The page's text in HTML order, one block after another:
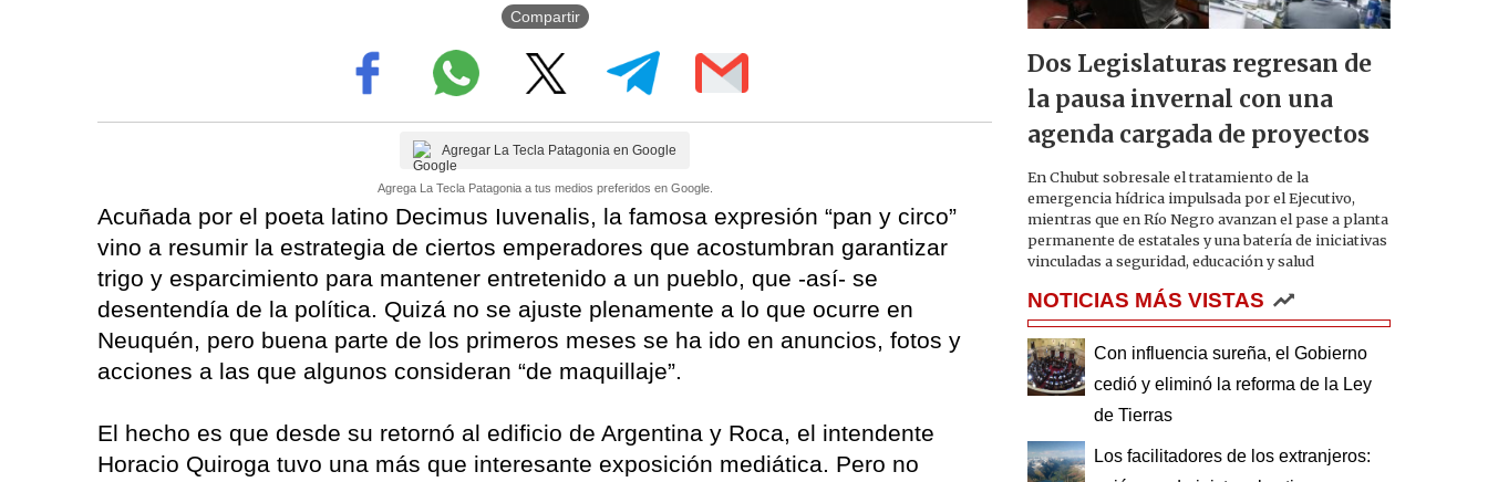
Compartir
Agregar La Tecla Patagonia en Google
Agrega La Tecla Patagonia a tus medios preferidos en Google.
Acuñada por el poeta latino Decimus Iuvenalis, la famosa expresión “pan y circo”
vino a resumir la estrategia de ciertos emperadores que acostumbran garantizar
trigo y esparcimiento para mantener entretenido a un pueblo, que -así- se
desentendía de la política. Quizá no se ajuste plenamente a lo que ocurre en
Neuquén, pero buena parte de los primeros meses se ha ido en anuncios, fotos y
acciones a las que algunos consideran “de maquillaje”.
El hecho es que desde su retornó al edificio de Argentina y Roca, el intendente
Horacio Quiroga tuvo una más que interesante exposición mediática. Pero no
Dos Legislaturas regresan de
la pausa invernal con una
agenda cargada de proyectos
En Chubut sobresale el tratamiento de la
emergencia hídrica impulsada por el Ejecutivo,
mientras que en Río Negro avanzan el pase a planta
permanente de estatales y una batería de iniciativas
vinculadas a seguridad, educación y salud
NOTICIAS MÁS VISTAS
Con influencia sureña, el Gobierno
cedió y eliminó la reforma de la Ley
de Tierras
Los facilitadores de los extranjeros: